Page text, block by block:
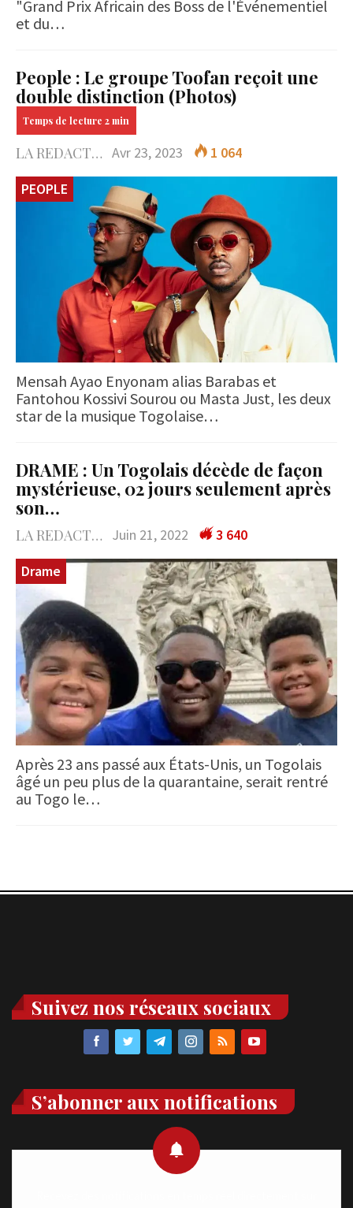
"Grand Prix Africain des Boss de l'Événementiel
et du…
People : Le groupe Toofan reçoit une
double distinction (Photos)
LA REDACTION Avr 23, 2023
1 064
PEOPLE
Mensah Ayao Enyonam alias Barabas et
Fantohou Kossivi Sourou ou Masta Just, les deux
star de la musique Togolaise…
DRAME : Un Togolais décède de façon
mystérieuse, 02 jours seulement après
son…
LA REDACTION Juin 21, 2022
3 640
Drame
Après 23 ans passé aux États-Unis, un Togolais
âgé un peu plus de la quarantaine, serait rentré
au Togo le…
Suivez nos réseaux sociaux
S’abonner aux notifications